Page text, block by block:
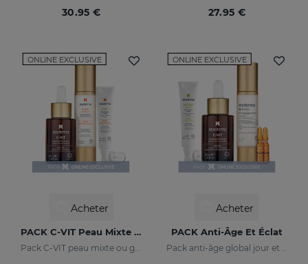
30.95 € 27.95 €
ONLINE EXCLUSIVE
Acheter
PACK C-VIT Peau Mixte Ou Grasse
Pack C-VIT peau mixte ou grasse - exclusif en ligne
ONLINE EXCLUSIVE
Acheter
PACK Anti-Âge Et Éclat
Pack anti-âge global jour et nuit